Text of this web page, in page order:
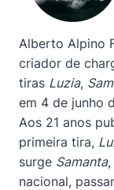
Alberto Alpino
criador de
tiras Luzia,
em 4 de junho
Aos 21 anos
primeira tira,
surge Samanta,
nacional,